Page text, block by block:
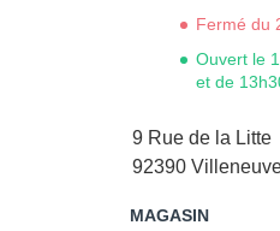
9 Rue de la Litte
92390
Fermé du
Ouvert le
et de